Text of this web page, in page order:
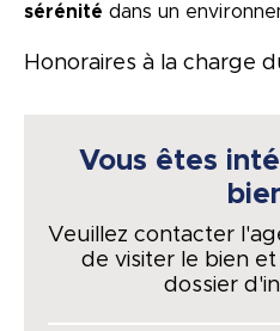
sérénité dans un
Honoraires à la charge
Vous êtes
Veuillez contacter
de visiter le bien
dossier